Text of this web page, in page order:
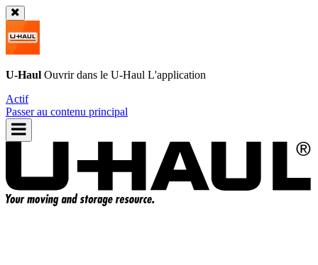
U-Haul Ouvrir dans le U-Haul L'application
Actif
Passer au contenu principal